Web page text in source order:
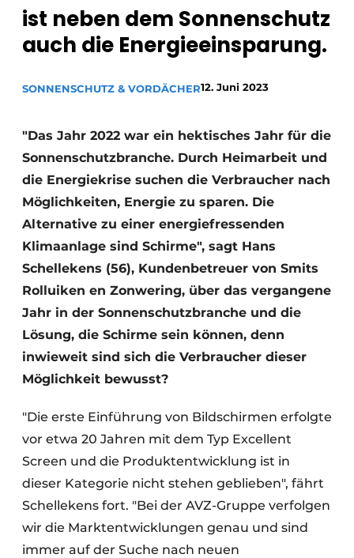
ist neben dem Sonnenschutz
auch die Energieeinsparung.
SONNENSCHUTZ & VORDÄCHER12. Juni 2023
"Das Jahr 2022 war ein hektisches Jahr für die
Sonnenschutzbranche. Durch Heimarbeit und
die Energiekrise suchen die Verbraucher nach
Möglichkeiten, Energie zu sparen. Die
Alternative zu einer energiefressenden
Klimaanlage sind Schirme", sagt Hans
Schellekens (56), Kundenbetreuer von Smits
Rolluiken en Zonwering, über das vergangene
Jahr in der Sonnenschutzbranche und die
Lösung, die Schirme sein können, denn
inwieweit sind sich die Verbraucher dieser
Möglichkeit bewusst?
"Die erste Einführung von Bildschirmen erfolgte
vor etwa 20 Jahren mit dem Typ Excellent
Screen und die Produktentwicklung ist in
dieser Kategorie nicht stehen geblieben", fährt
Schellekens fort. "Bei der AVZ-Gruppe verfolgen
wir die Marktentwicklungen genau und sind
immer auf der Suche nach neuen